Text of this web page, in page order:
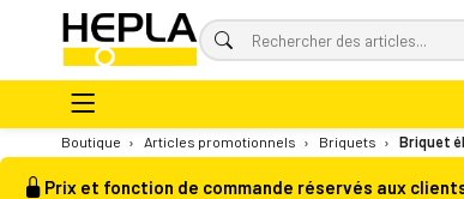
Boutique › Articles promotionnels › Briquets › Briquet
Prix et fonction de commande réservés aux